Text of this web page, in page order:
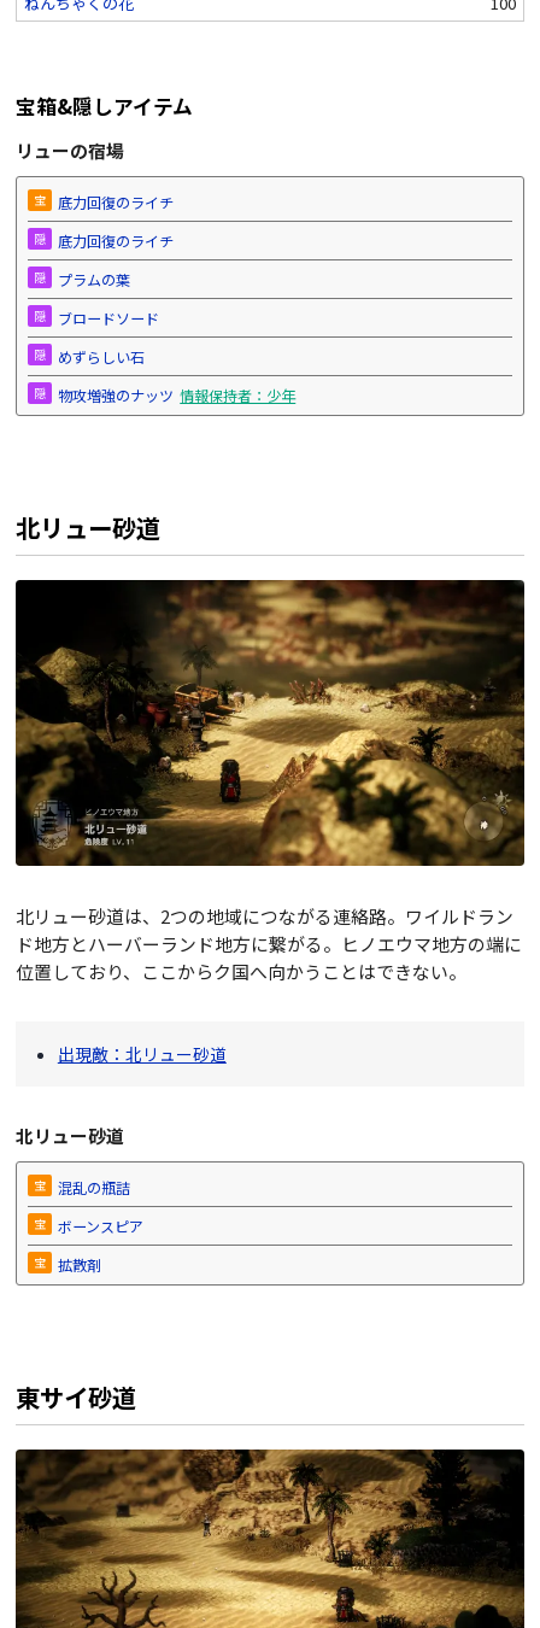
宝箱&隠しアイテム
リューの宿場
宝 底力回復のライチ
隠 底力回復のライチ
隠 プラムの葉
隠 ブロードソード
隠 めずらしい石
隠 物攻増強のナッツ 情報保持者：少年
北リュー砂道
北リュー砂道は、2つの地域につながる連絡路。ワイルドラン
ド地方とハーバーランド地方に繋がる。ヒノエウマ地方の端に
位置しており、ここからク国へ向かうことはできない。
出現敵：北リュー砂道
北リュー砂道
宝 混乱の瓶詰
宝 ボーンスピア
宝 拡散剤
東サイ砂道